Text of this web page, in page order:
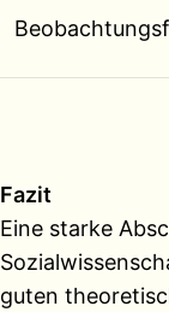
Fazit
Eine starke
guten